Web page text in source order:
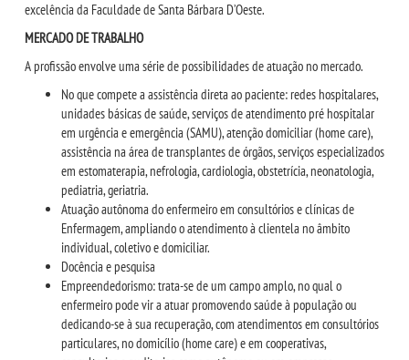
PLANOS
RESOLUÇÕES
RELATOS
LOGIN
WEBMAIL
PORTAL DE ALUNOS
excelência da Faculdade de Santa Bárbara D’Oeste.
MERCADO DE TRABALHO
A profissão envolve uma série de possibilidades de atuação no mercado.
No que compete a assistência direta ao paciente: redes hospitalares,
unidades básicas de saúde, serviços de atendimento pré hospitalar
em urgência e emergência (SAMU), atenção domiciliar (home care),
assistência na área de transplantes de órgãos, serviços especializados
em estomaterapia, nefrologia, cardiologia, obstetrícia, neonatologia,
pediatria, geriatria.
Atuação autônoma do enfermeiro em consultórios e clínicas de
Enfermagem, ampliando o atendimento à clientela no âmbito
individual, coletivo e domiciliar.
Docência e pesquisa
Empreendedorismo: trata-se de um campo amplo, no qual o
enfermeiro pode vir a atuar promovendo saúde à população ou
dedicando-se à sua recuperação, com atendimentos em consultórios
particulares, no domicílio (home care) e em cooperativas,